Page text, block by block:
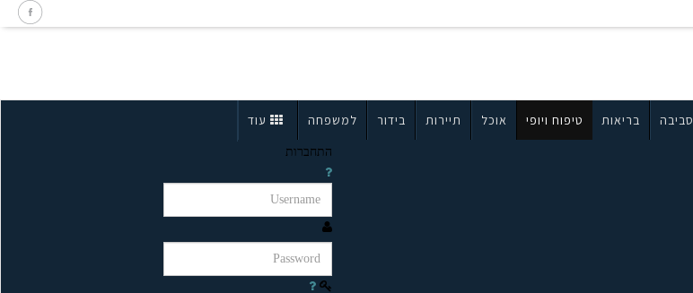
סביבה בריאות טיפוח ויופי אוכל תיירות בידור למשפחה עוד
התחברות